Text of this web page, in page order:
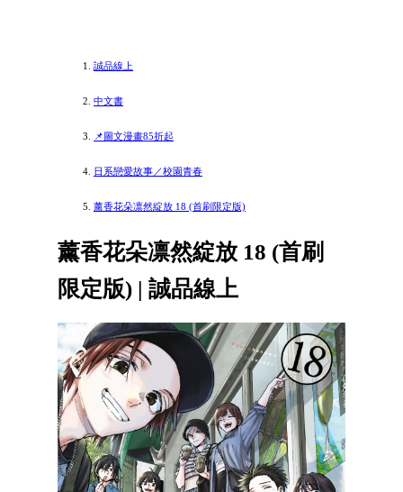
誠品線上
中文書
📌圖文漫畫85折起
日系戀愛故事／校園青春
薰香花朵凛然綻放 18 (首刷限定版)
薰香花朵凛然綻放 18 (首刷
限定版) | 誠品線上